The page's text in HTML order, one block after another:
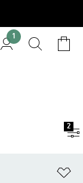
1
2